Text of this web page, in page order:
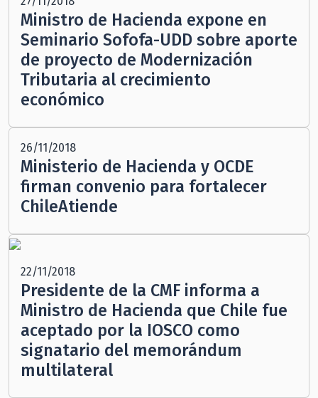
Ministro de Hacienda expone en
Seminario Sofofa-UDD sobre aporte
de proyecto de Modernización
Tributaria al crecimiento
económico
26/11/2018
Ministerio de Hacienda y OCDE
firman convenio para fortalecer
ChileAtiende
22/11/2018
Presidente de la CMF informa a
Ministro de Hacienda que Chile fue
aceptado por la IOSCO como
signatario del memorándum
multilateral